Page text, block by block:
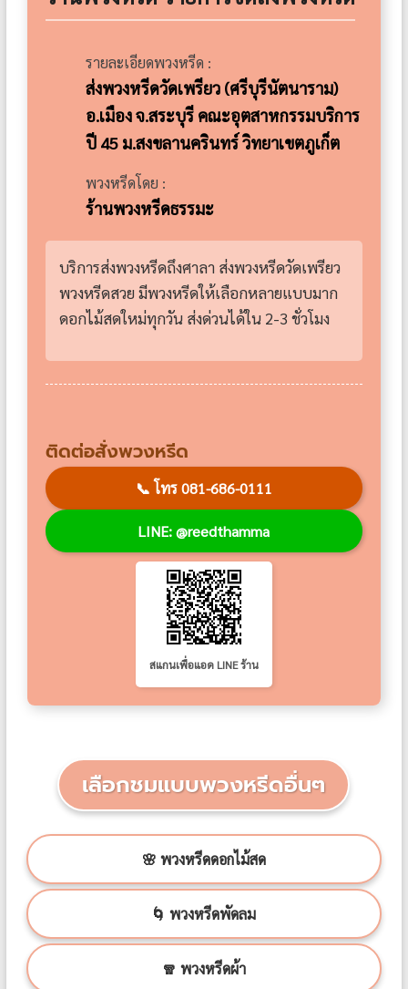
รายละเอียดพวงหรีด :
ส่งพวงหรีดวัดเพรียว (ศรีบุรีนัตนาราม)
อ.เมือง จ.สระบุรี คณะอุตสาหกรรมบริการ
ปี 45 ม.สงขลานครินทร์ วิทยาเขตภูเก็ต
พวงหรีดโดย :
ร้านพวงหรีดธรรมะ
บริการส่งพวงหรีดถึงศาลา ส่งพวงหรีดวัดเพรียว
พวงหรีดสวย มีพวงหรีดให้เลือกหลายแบบมาก
ดอกไม้สดใหม่ทุกวัน ส่งด่วนได้ใน 2-3 ชั่วโมง
ติดต่อสั่งพวงหรีด
📞 โทร 081-686-0111
LINE: @reedthamma
สแกนเพื่อแอด LINE ร้าน
เลือกชมแบบพวงหรีดอื่นๆ
🌸 พวงหรีดดอกไม้สด
🌀 พวงหรีดพัดลม
🧣 พวงหรีดผ้า